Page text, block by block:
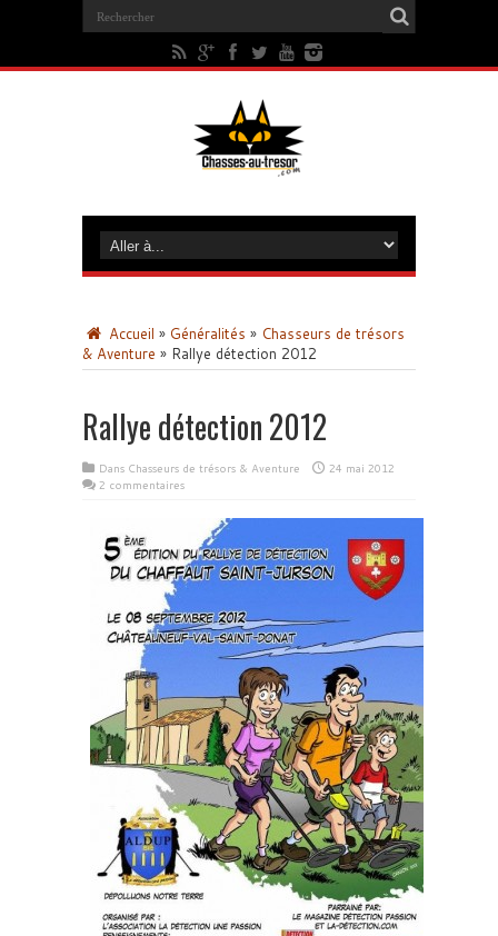
Accueil » Généralités » Chasseurs de trésors
& Aventure » Rallye détection 2012
Rallye détection 2012
Dans Chasseurs de trésors & Aventure
24 mai 2012
2 commentaires